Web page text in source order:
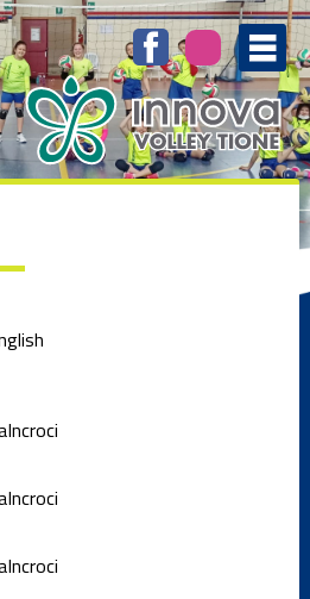
Incroci
Incroci
Incroci